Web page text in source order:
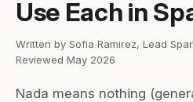
Use Each in
Written by Sofia Ramirez, Lead
Reviewed May 2026
Nada means nothing